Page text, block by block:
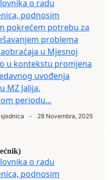
o radu
podnosim
pokrećem potrebu za
problema
u Mjesnoj
u kontekstu promjena
uvođenja
MZ Jalija.
periodu...
- 28 Novembra, 2025
o radu
podnosim